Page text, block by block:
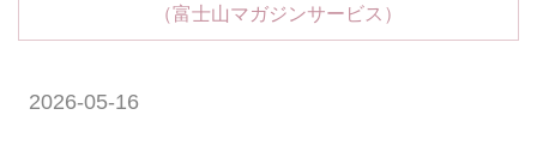
（富士山マガジンサービス）
2026-05-16